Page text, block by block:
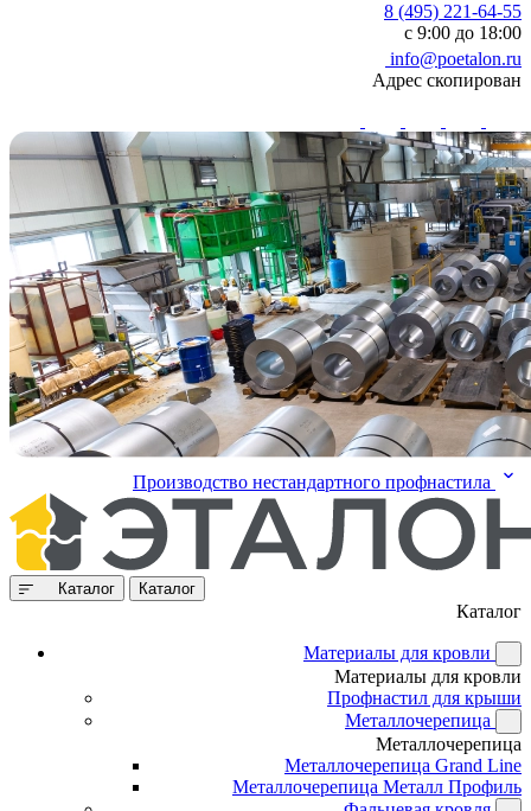
8 (495) 221-64-55
с 9:00 до 18:00
info@poetalon.ru
Адрес скопирован
Производство нестандартного профнастила
Каталог Каталог
Каталог
Материалы для кровли
Материалы для кровли
Профнастил для крыши
Металлочерепица
Металлочерепица
Металлочерепица Grand Line
Металлочерепица Металл Профиль